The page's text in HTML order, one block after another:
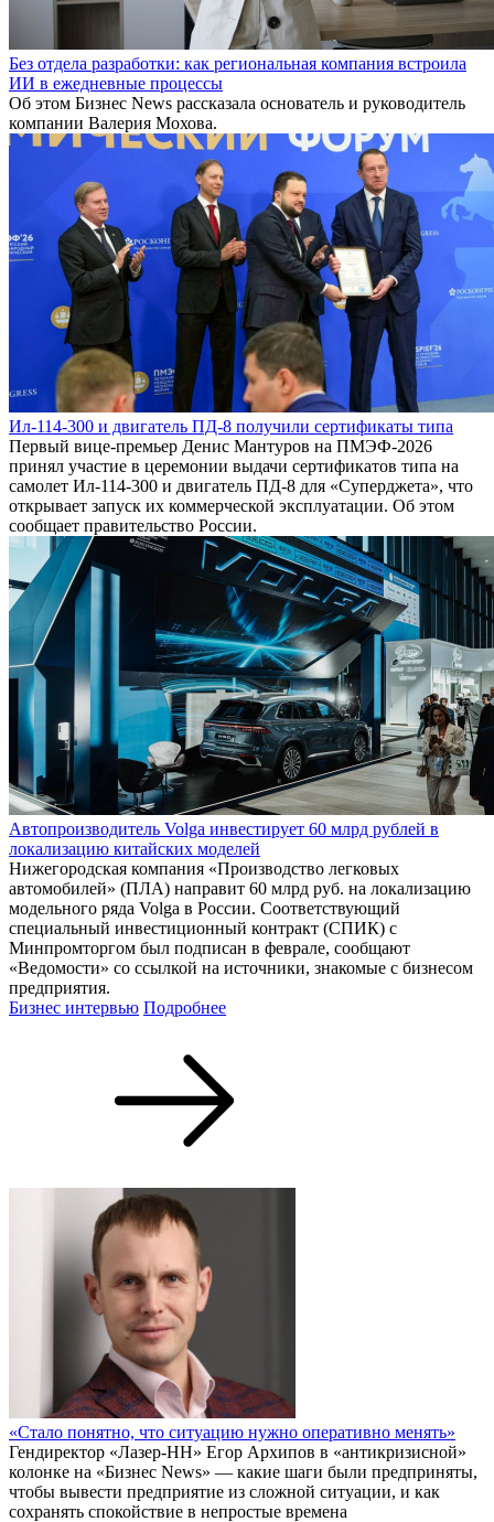
Без отдела разработки: как региональная компания встроила
ИИ в ежедневные процессы
Об этом Бизнес News рассказала основатель и руководитель
компании Валерия Мохова.
Ил-114-300 и двигатель ПД-8 получили сертификаты типа
Первый вице-премьер Денис Мантуров на ПМЭФ-2026
принял участие в церемонии выдачи сертификатов типа на
самолет Ил-114-300 и двигатель ПД-8 для «Суперджета», что
открывает запуск их коммерческой эксплуатации. Об этом
сообщает правительство России.
Автопроизводитель Volga инвестирует 60 млрд рублей в
локализацию китайских моделей
Нижегородская компания «Производство легковых
автомобилей» (ПЛА) направит 60 млрд руб. на локализацию
модельного ряда Volga в России. Соответствующий
специальный инвестиционный контракт (СПИК) с
Минпромторгом был подписан в феврале, сообщают
«Ведомости» со ссылкой на источники, знакомые с бизнесом
предприятия.
Бизнес интервью Подробнее
«Стало понятно, что ситуацию нужно оперативно менять»
Гендиректор «Лазер-НН» Егор Архипов в «антикризисной»
колонке на «Бизнес News» — какие шаги были предприняты,
чтобы вывести предприятие из сложной ситуации, и как
сохранять спокойствие в непростые времена